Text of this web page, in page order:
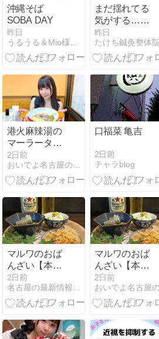
沖縄そば
SOBA DAY
昨日
うるうる＆Mio様の名古屋食べ歩き日記
まだ揺れてる
気がする…そ
のめまい、放
置して大丈
夫？
昨日
港火麻辣湯の
マーラータン
【庄内通】
2日前
おいでよ名古屋の食べ歩きログ
口福菜 亀吉
2日前
チャラblog
マルワのおば
んざい【本
陣】
2日前
名古屋の最新情報をお届け！ - おいでよ名古屋の食べ歩きログ
マルワのおば
んざい【本
陣】
2日前